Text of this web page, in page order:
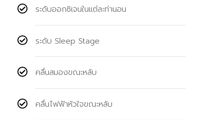
ระดับออกซิเจนในแต่ละท่านอน
ระดับ Sleep Stage
คลื่นสมองขณะหลับ
คลื่นไฟฟ้าหัวใจขณะหลับ